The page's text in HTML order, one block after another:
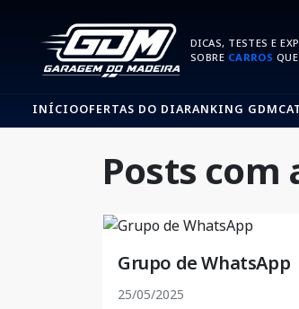
DICAS, TESTES E
SOBRE CARROS
INÍCIOOFERTAS DO DIARANKING GDM
Posts com
Grupo de WhatsApp
25/05/2025